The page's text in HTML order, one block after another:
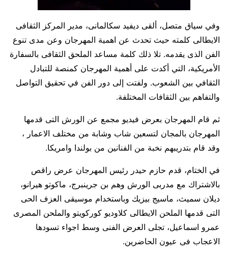
وفي سياق متصل، ألقى ديفيد سكالمانى، مدير المركز الثقافى
الايطالى كلمته حيث تحدث عن اهمية المهرجان وعن مدى تنوع
الفن الذى يقدمه. تلا ذلك كلمة مساعد الملحق الثقافى بالسفارة
الأمريكية، التي أكدت على أهمية المهرجان كمنصة للتبادل
الثقافي بين الشعوب. ولفتت إلى دور الفن في تحقيق التواصل
والتفاهم بين الثقافات المختلفة.
ثم قام المهرجان بعرض فيديو مجمع عن الورش التى قدمها
المهرجان بالمجان لتسعين شاب وشابة من مختلف الاعمار ،
وقد قام بتدريبهم نخبة من الفنانين من بولندا وامريكا.
في الختام، قدم حازم حيدر رئيس المهرجان عرض راقص
بالاشتراك مع مدربى الورش وهم بن جرينبرج، ماكوتو هيرانو،
ديلان سميث، ماسيج بيزيك وباستخدام موسيقى العزف الحى
التى قدمها الملحن الايطالى كلاوديو كوركويتو والملحن المصرى
عمرو اسماعيل، تجلى العرض الفنى وسط اجواء تسودها
الاعجاب فى عيون الحاضرين.